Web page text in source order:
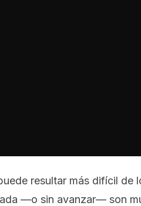
resultar más difícil de
—o sin avanzar— son